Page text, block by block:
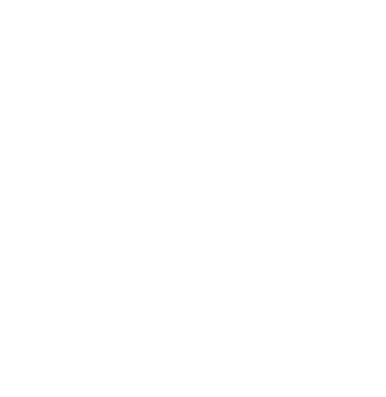
«ЗЕЛЁНОМ ТЕАТРЕ» НА УРА ПРОШЛА ОЧЕРЕДНАЯ